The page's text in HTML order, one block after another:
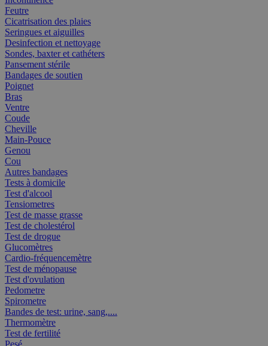
Feutre
Cicatrisation des plaies
Seringues et aiguilles
Desinfection et nettoyage
Sondes, baxter et cathéters
Pansement stérile
Bandages de soutien
Poignet
Bras
Ventre
Coude
Cheville
Main-Pouce
Genou
Cou
Autres bandages
Tests à domicile
Test d'alcool
Tensiometres
Test de masse grasse
Test de cholestérol
Test de drogue
Glucomètres
Cardio-fréquencemètre
Test de ménopause
Test d'ovulation
Pedometre
Spirometre
Bandes de test: urine, sang,....
Thermomètre
Test de fertilité